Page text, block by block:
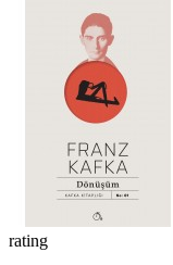
rating